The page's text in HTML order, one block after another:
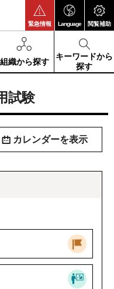
緊急情報 Language 閲覧補助
組織から探す
キーワードから
探す
試験
カレンダーを表示